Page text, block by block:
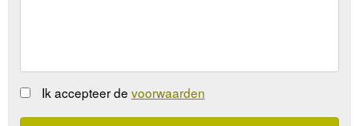
Ik accepteer de voorwaarden